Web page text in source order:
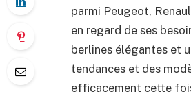
parmi Peugeot,
en regard de ses
berlines élégantes et
tendances et des
efficacement cette